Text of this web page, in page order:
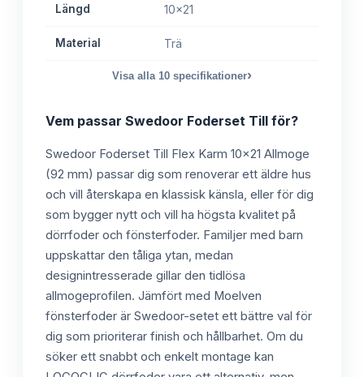
Längd 10x21
Material Trä
Visa alla 10 specifikationer›
Vem passar Swedoor Foderset Till för?
Swedoor Foderset Till Flex Karm 10x21 Allmoge
(92 mm) passar dig som renoverar ett äldre hus
och vill återskapa en klassisk känsla, eller för dig
som bygger nytt och vill ha högsta kvalitet på
dörrfoder och fönsterfoder. Familjer med barn
uppskattar den tåliga ytan, medan
designintresserade gillar den tidlösa
allmogeprofilen. Jämfört med Moelven
fönsterfoder är Swedoor-setet ett bättre val för
dig som prioriterar finish och hållbarhet. Om du
söker ett snabbt och enkelt montage kan